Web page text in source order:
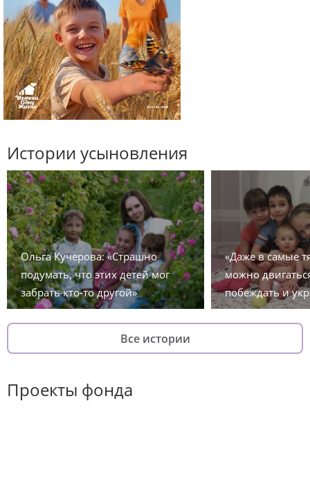
Истории усыновления
Ольга Кучерова: «Страшно
подумать, что этих детей мог
забрать кто-то другой»
«Даже в самые
можно
побеждать и
Все истории
Проекты фонда